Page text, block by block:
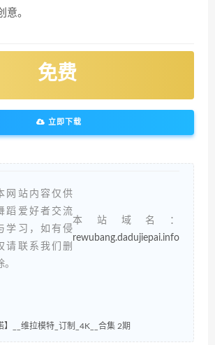
意。
免费
立即下载
网站内容仅供
蹈爱好者交流
学习，如有侵
请联系我们删
。
本站域名：
rewubang.dadujiepai.info
】__维拉模特_订制_4K__合集 2期